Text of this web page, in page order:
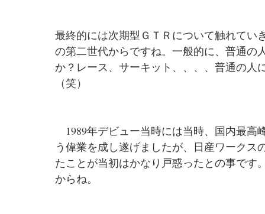
最終的には次期型ＧＴＲについて触れてい
の第二世代からですね。一般的に、普通の
か？レース、サーキット、、、、普通の人
（笑）
1989年デビュー当時には当時、国内最高
う偉業を成し遂げましたが、日産ワーク
たことが当初はかなり戸惑ったとの事です
からね。